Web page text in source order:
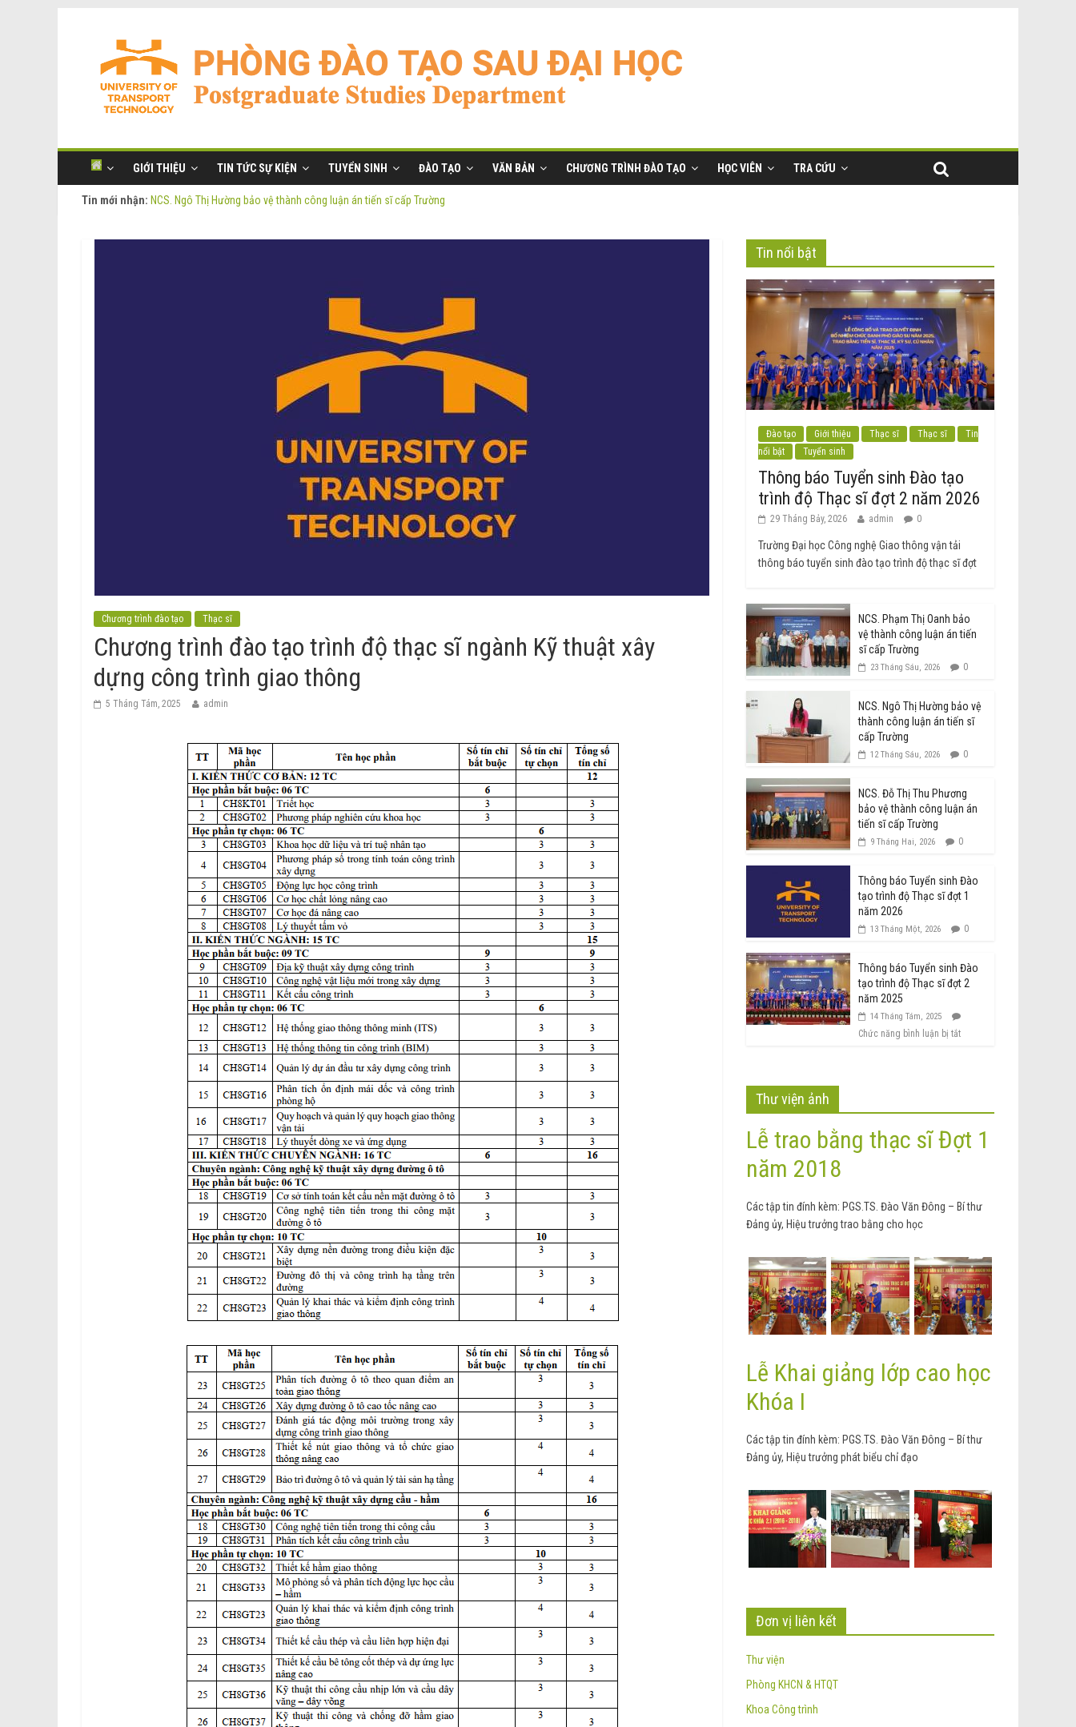
GIỚI THIỆU TIN TỨC SỰ KIỆN TUYỂN SINH ĐÀO TẠO VĂN BẢN CHƯƠNG TRÌNH ĐÀO TẠO HỌC VIÊN TRA CỨU
Tin mới nhận: NCS. Ngô Thị Hường bảo vệ thành công luận án tiến sĩ cấp Trường
Chương trình đào tạo Thạc sĩ
Chương trình đào tạo trình độ thạc sĩ ngành Kỹ thuật xây
dựng công trình giao thông
5 Tháng Tám, 2025 admin
Tin nổi bật
Đào tạo Giới thiệu Thạc sĩ Thạc sĩ
Tin
nổi bật
Tuyển sinh
Thông báo Tuyển sinh Đào tạo
trình độ Thạc sĩ đợt 2 năm 2026
29 Tháng Bảy, 2026 admin 0
Trường Đại học Công nghệ Giao thông vận tải
thông báo tuyển sinh đào tạo trình độ thạc sĩ đợt
NCS. Phạm Thị Oanh bảo
vệ thành công luận án tiến
sĩ cấp Trường
23 Tháng Sáu, 2026 0
NCS. Ngô Thị Hường bảo vệ
thành công luận án tiến sĩ
cấp Trường
12 Tháng Sáu, 2026 0
NCS. Đỗ Thị Thu Phương
bảo vệ thành công luận án
tiến sĩ cấp Trường
9 Tháng Hai, 2026 0
Thông báo Tuyển sinh Đào
tạo trình độ Thạc sĩ đợt 1
năm 2026
13 Tháng Một, 2026 0
Thông báo Tuyển sinh Đào
tạo trình độ Thạc sĩ đợt 2
năm 2025
14 Tháng Tám, 2025
Chức năng bình luận bị tắt
Thư viện ảnh
Lễ trao bằng thạc sĩ Đợt 1
năm 2018
Các tập tin đính kèm: PGS.TS. Đào Văn Đông – Bí thư
Đảng ủy, Hiệu trưởng trao bằng cho học
Lễ Khai giảng lớp cao học
Khóa I
Các tập tin đính kèm: PGS.TS. Đào Văn Đông – Bí thư
Đảng ủy, Hiệu trưởng phát biểu chỉ đạo
Đơn vị liên kết
Thư viện
Phòng KHCN & HTQT
Khoa Công trình